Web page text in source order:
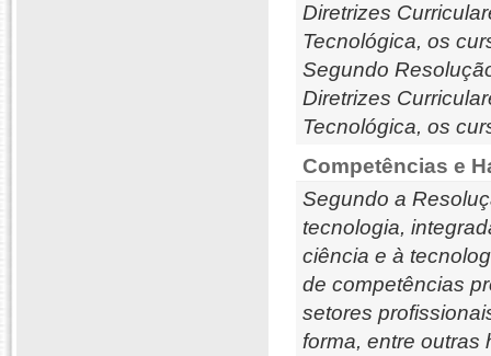
Diretrizes
Tecnológica, os
Segundo
Diretrizes
Tecnológica, os
Competências e
Segundo a
tecnologia,
ciência e à
de competências
setores
forma, entre outras